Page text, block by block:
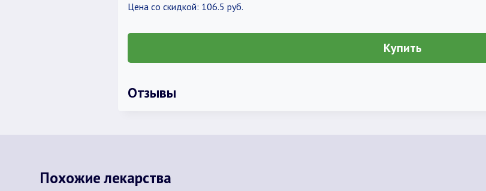
Цена со скидкой: 106.5 руб.
Купить
Отзывы
Похожие лекарства